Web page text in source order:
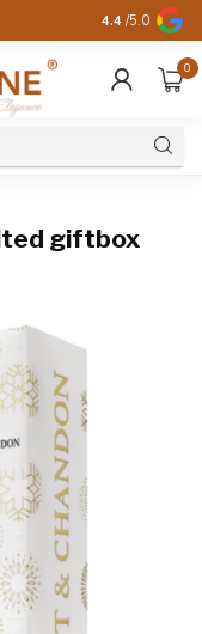
Gratis
4.4 /5.0
0
giftbox